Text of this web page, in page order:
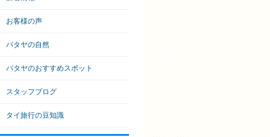
お客様の声
パタヤの自然
パタヤのおすすめスポット
スタッフブログ
タイ旅行の豆知識